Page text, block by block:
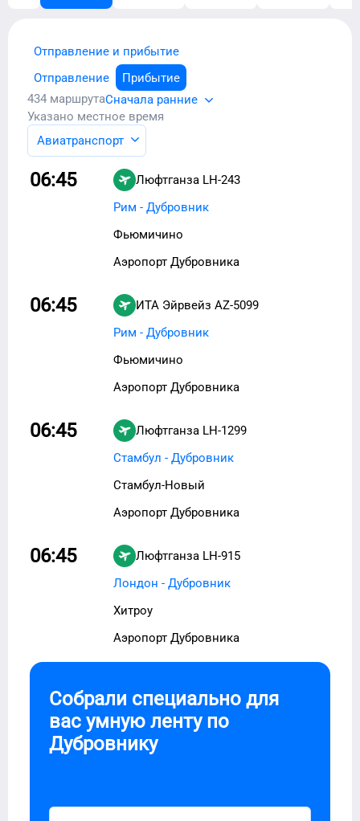
Отправление и прибытие
Отправление
Прибытие
434 маршрутаСначала ранние
Указано местное время
Авиатранспорт
06:45 Люфтганза LH-243
Рим - Дубровник
Фьюмичино
Аэропорт Дубровника
06:45 ИТА Эйрвейз AZ-5099
Рим - Дубровник
Фьюмичино
Аэропорт Дубровника
06:45 Люфтганза LH-1299
Стамбул - Дубровник
Стамбул-Новый
Аэропорт Дубровника
06:45 Люфтганза LH-915
Лондон - Дубровник
Хитроу
Аэропорт Дубровника
Собрали специально для
вас умную ленту по
Дубровнику